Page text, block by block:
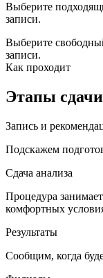
Выберите
записи.
Выберите
записи.
Как проходит
Этапы
Запись и
Подскажем
Сдача анализа
Процедура
комфортных
Результаты
Сообщим, когда